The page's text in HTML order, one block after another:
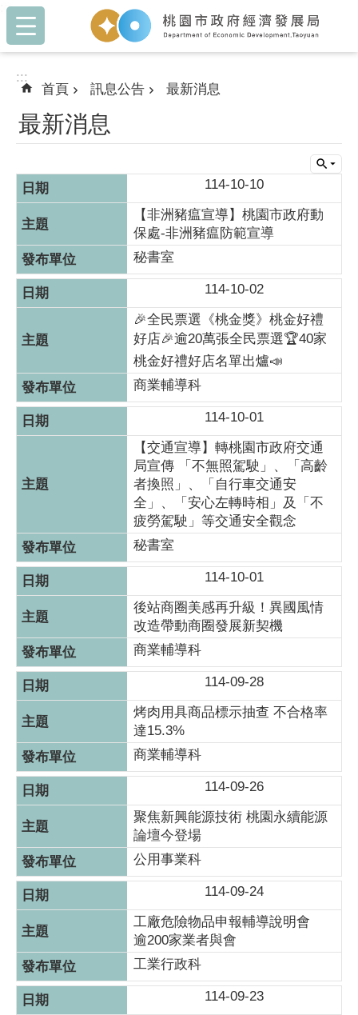
跳到主要內容區塊
:::
:::
首頁 訊息公告 最新消息
最新消息
114-10-10
【非洲豬瘟宣導】桃園市政府動
保處-非洲豬瘟防範宣導
秘書室
114-10-02
🎉全民票選《桃金獎》桃金好禮
好店🎉逾20萬張全民票選🏆40家
桃金好禮好店名單出爐📣
商業輔導科
114-10-01
【交通宣導】轉桃園市政府交通
局宣傳 「不無照駕駛」、「高齡
者換照」、「自行車交通安
全」、「安心左轉時相」及「不
疲勞駕駛」等交通安全觀念
秘書室
114-10-01
後站商圈美感再升級！異國風情
改造帶動商圈發展新契機
商業輔導科
114-09-28
烤肉用具商品標示抽查 不合格率
達15.3%
商業輔導科
114-09-26
聚焦新興能源技術 桃園永續能源
論壇今登場
公用事業科
114-09-24
工廠危險物品申報輔導說明會
逾200家業者與會
工業行政科
114-09-23